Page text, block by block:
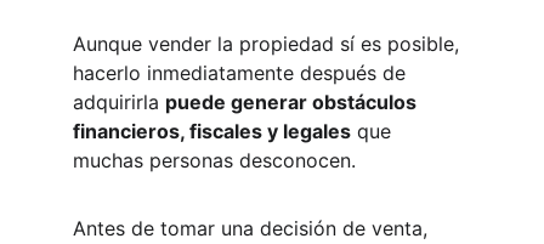
Aunque vender la propiedad sí es posible,
hacerlo inmediatamente después de
adquirirla puede generar obstáculos
financieros, fiscales y legales que
muchas personas desconocen.
Antes de tomar una decisión de venta,